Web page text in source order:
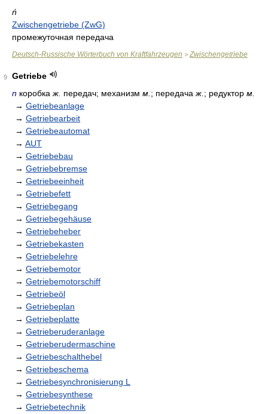
ń
Zwischengetriebe (ZwG)
промежуточная передача
Deutsch-Russische Wörterbuch von Kraftfahrzeugen > Zwischengetriebe
9
Getriebe
n коробка ж. передач; механизм м. ; передача ж. ; редуктор м.
→ Getriebeanlage
→ Getriebearbeit
→ Getriebeautomat
→ AUT
→ Getriebebau
→ Getriebebremse
→ Getriebeeinheit
→ Getriebefett
→ Getriebegang
→ Getriebegehäuse
→ Getriebeheber
→ Getriebekasten
→ Getriebelehre
→ Getriebemotor
→ Getriebemotorschiff
→ Getriebeöl
→ Getriebeplan
→ Getriebeplatte
→ Getrieberuderanlage
→ Getrieberudermaschine
→ Getriebeschalthebel
→ Getriebeschema
→ Getriebesynchronisierung L
→ Getriebesynthese
→ Getriebetechnik